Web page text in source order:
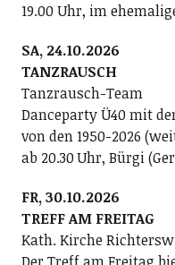
19.00 Uhr, im
SA, 24.10.2026
TANZRAUSCH
Tanzrausch-Team
Danceparty Ü40 mit
von den 1950-2026
ab 20.30 Uhr, Bürgi
FR, 30.10.2026
TREFF AM FREITAG
Kath. Kirche